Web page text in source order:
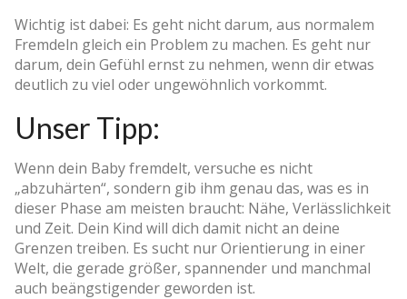
Wichtig ist dabei: Es geht nicht darum, aus normalem
Fremdeln gleich ein Problem zu machen. Es geht nur
darum, dein Gefühl ernst zu nehmen, wenn dir etwas
deutlich zu viel oder ungewöhnlich vorkommt.
Unser Tipp:
Wenn dein Baby fremdelt, versuche es nicht
„abzuhärten“, sondern gib ihm genau das, was es in
dieser Phase am meisten braucht: Nähe, Verlässlichkeit
und Zeit. Dein Kind will dich damit nicht an deine
Grenzen treiben. Es sucht nur Orientierung in einer
Welt, die gerade größer, spannender und manchmal
auch beängstigender geworden ist.